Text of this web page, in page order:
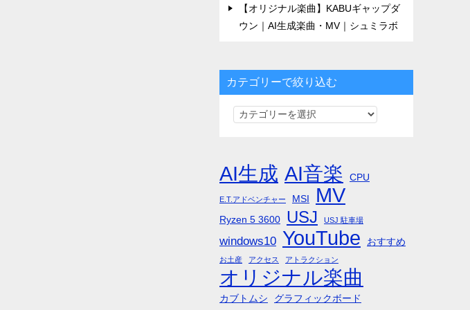
【オリジナル楽曲】KABUギャップダ
ウン｜AI生成楽曲・MV｜シュミラボ
カテゴリーで絞り込む
カ
リ
ー
で
絞
り
AI生成 AI音楽 CPU
E.T.アドベンチャー MSI MV
Ryzen 5 3600 USJ USJ 駐車場
windows10 YouTube おすすめ
お土産 アクセス アトラクション
オリジナル楽曲
カブトムシ
グラフィックボード